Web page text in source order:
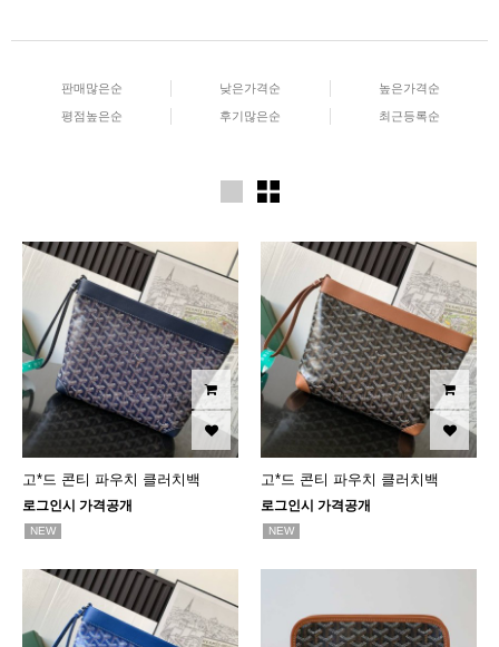
판매많은순 낮은가격순 높은가격순
평점높은순 후기많은순 최근등록순
고*드 콘티 파우치 클러치백
로그인시 가격공개
NEW
고*드 콘티 파우치 클러치백
로그인시 가격공개
NEW